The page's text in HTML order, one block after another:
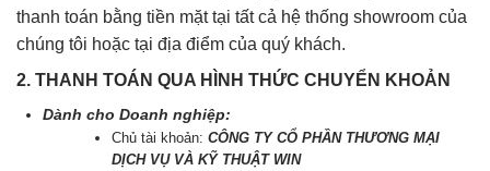
thanh toán bằng tiền mặt tại tất cả hệ thống showroom của
chúng tôi hoặc tại địa điểm của quý khách.
2. THANH TOÁN QUA HÌNH THỨC CHUYỂN KHOẢN
Dành cho Doanh nghiệp:
Chủ tài khoản:CÔNG TY CỔ PHẦN THƯƠNG MẠI
DỊCH VỤ VÀ KỸ THUẬT WIN